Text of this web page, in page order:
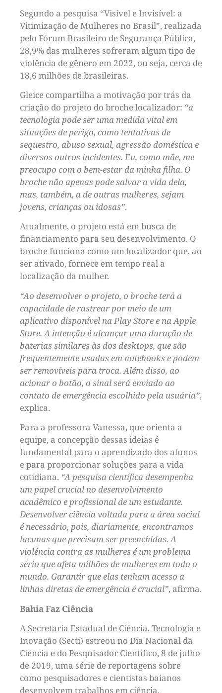
Segundo a pesquisa “Visível e Invisível: a
Vitimização de Mulheres no Brasil”, realizada
pelo Fórum Brasileiro de Segurança Pública,
28,9% das mulheres sofreram algum tipo de
violência de gênero em 2022, ou seja, cerca de
18,6 milhões de brasileiras.
Gleice compartilha a motivação por trás da
criação do projeto do broche localizador: “a
tecnologia pode ser uma medida vital em
situações de perigo, como tentativas de
sequestro, abuso sexual, agressão doméstica e
diversos outros incidentes. Eu, como mãe, me
preocupo com o bem-estar da minha filha. O
broche não apenas pode salvar a vida dela,
mas, também, a de outras mulheres, sejam
jovens, crianças ou idosas”.
Atualmente, o projeto está em busca de
financiamento para seu desenvolvimento. O
broche funciona como um localizador que, ao
ser ativado, fornece em tempo real a
localização da mulher.
“Ao desenvolver o projeto, o broche terá a
capacidade de rastrear por meio de um
aplicativo disponível na Play Store e na Apple
Store. A intenção é alcançar uma duração de
baterias similares às dos desktops, que são
frequentemente usadas em notebooks e podem
ser removíveis para troca. Além disso, ao
acionar o botão, o sinal será enviado ao
contato de emergência escolhido pela usuária”,
explica.
Para a professora Vanessa, que orienta a
equipe, a concepção dessas ideias é
fundamental para o aprendizado dos alunos
e para proporcionar soluções para a vida
cotidiana. “A pesquisa científica desempenha
um papel crucial no desenvolvimento
acadêmico e profissional de um estudante.
Desenvolver ciência voltada para a área social
é necessário, pois, diariamente, encontramos
lacunas que precisam ser preenchidas. A
violência contra as mulheres é um problema
sério que afeta milhões de mulheres em todo o
mundo. Garantir que elas tenham acesso a
linhas diretas de emergência é crucial”, afirma.
Bahia Faz Ciência
A Secretaria Estadual de Ciência, Tecnologia e
Inovação (Secti) estreou no Dia Nacional da
Ciência e do Pesquisador Científico, 8 de julho
de 2019, uma série de reportagens sobre
como pesquisadores e cientistas baianos
desenvolvem trabalhos em ciência,